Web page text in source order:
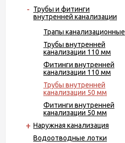
Трубы и фитинги
внутренней канализации
Трапы канализационные
Трубы внутренней
канализации 110 мм
Фитинги внутренней
канализации 110 мм
Трубы внутренней
канализации 50 мм
Фитинги внутренней
канализации 50 мм
Наружная канализация
Водоотводные лотки